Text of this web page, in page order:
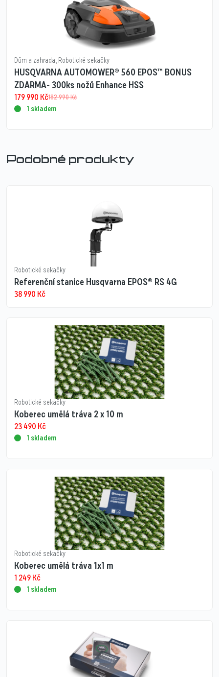
Dům a zahrada, Robotické sekačky
HUSQVARNA AUTOMOWER® 560 EPOS™ BONUS
ZDARMA- 300ks nožů Enhance HSS
182 990Kč
179 990 Kč
1 skladem
Podobné produkty
Robotické sekačky
Referenční stanice Husqvarna EPOS® RS 4G
38 990 Kč
Robotické sekačky
Koberec umělá tráva 2 x 10 m
23 490 Kč
1 skladem
Robotické sekačky
Koberec umělá tráva 1x1 m
1 249Kč
1 skladem